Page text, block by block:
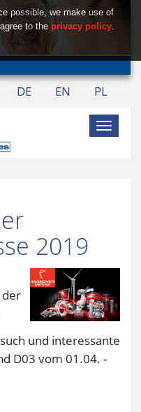
DE EN PL
2019
der
und interessante
D03 vom 01.04. -
possible, we make use of
to the privacy policy.